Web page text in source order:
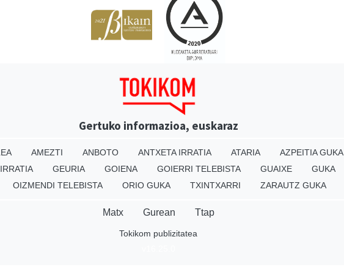
Gertuko informazioa, euskaraz
AMEZTI ANBOTO ANTXETA IRRATIA ATARIA AZPEITIA GUKA
GEURIA GOIENA GOIERRI TELEBISTA GUAIXE GUKA
OIZMENDI TELEBISTA ORIO GUKA TXINTXARRI ZARAUTZ GUKA
Matx Gurean Ttap
Tokikom publizitatea